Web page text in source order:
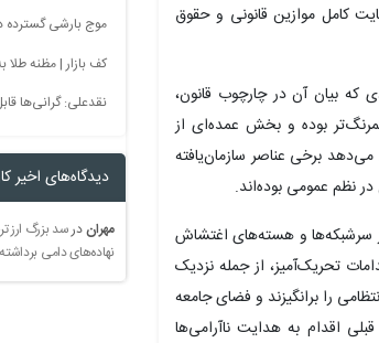
کامل موازین قانونی و حقوق
که بیان آن در چارچوب قانون،
بوده و بخش عمده‌ای از
برخی عناصر سازمان‌یافته
نظم عمومی بوده‌اند.
سرشبکه‌ها و هسته‌های اغتشاش
تحریک‌آمیز، از جمله نزدیک
را برانگیزند و فضای جامعه
اقدام به هدایت ناآرامی‌ها
موج بارشی گسترده
کف بازار | مظنه طلا به 60
نقدعلی: گرانی‌ها
دیدگاه‌های اخیر
مهراندرسد بزرگ ارز
نهاده‌های دامی